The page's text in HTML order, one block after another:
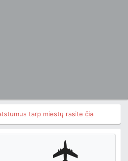
tarp miestų rasite čia